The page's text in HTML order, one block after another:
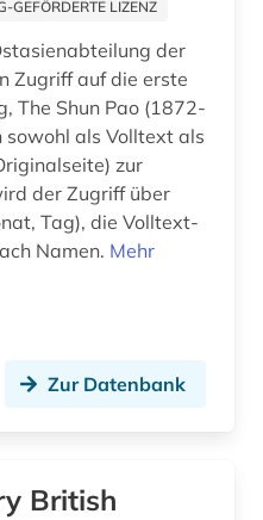
(1)
GEFÖRDERTE LIZENZ
der
Zugriff auf die erste
The Shun Pao (1872-
sowohl als Volltext als
zur
Tag), die Volltext-
Namen. Mehr
Zur Datenbank
British